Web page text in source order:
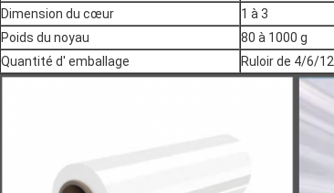
Dimension du cœur
1 à 3
Poids du noyau
80 à 1000 g
Quantité d' emballage
Ruloir de 4/6/12